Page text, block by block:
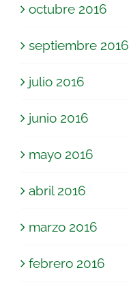
octubre 2016
septiembre 2016
julio 2016
junio 2016
mayo 2016
abril 2016
marzo 2016
febrero 2016